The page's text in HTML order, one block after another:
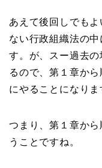
あえて後回しでも
ない行政組織法の
す。が、スー過去
るので、第１章か
にやることになりま
つまり、第１章か
うことですね。